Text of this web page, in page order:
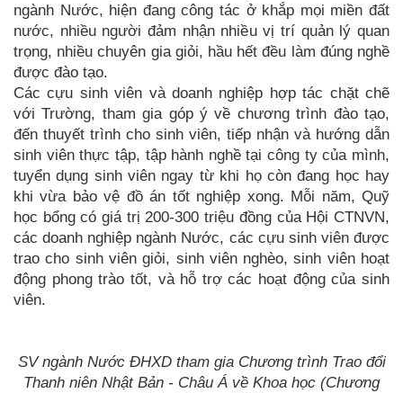
ngành Nước, hiện đang công tác ở khắp mọi miền đất
nước, nhiều người đảm nhận nhiều vị trí quản lý quan
trọng, nhiều chuyên gia giỏi, hầu hết đều làm đúng nghề
được đào tạo.
Các cựu sinh viên và doanh nghiệp hợp tác chặt chẽ
với Trường, tham gia góp ý về chương trình đào tạo,
đến thuyết trình cho sinh viên, tiếp nhận và hướng dẫn
sinh viên thực tập, tập hành nghề tại công ty của mình,
tuyển dụng sinh viên ngay từ khi họ còn đang học hay
khi vừa bảo vệ đồ án tốt nghiệp xong. Mỗi năm, Quỹ
học bổng có giá trị 200-300 triệu đồng của Hội CTNVN,
các doanh nghiệp ngành Nước, các cựu sinh viên được
trao cho sinh viên giỏi, sinh viên nghèo, sinh viên hoạt
động phong trào tốt, và hỗ trợ các hoạt động của sinh
viên.
SV ngành Nước ĐHXD tham gia Chương trình Trao đổi
Thanh niên Nhật Bản - Châu Á về Khoa học (Chương